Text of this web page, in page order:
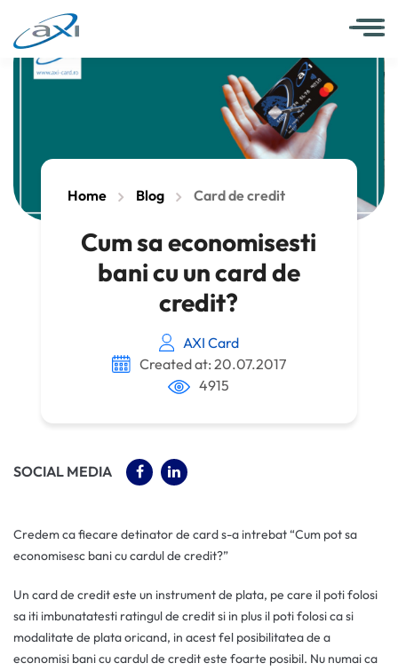
Home Blog Card de credit
Cum sa economisesti
bani cu un card de
credit?
AXI Card
Created at: 20.07.2017
4915
SOCIAL MEDIA (OPENS IN A NEW TAB)
(OPENS IN A NEW TAB)
Credem ca fiecare detinator de card s-a intrebat “Cum pot sa
economisesc bani cu cardul de credit?”
Un card de credit este un instrument de plata, pe care il poti folosi
sa iti imbunatatesti ratingul de credit si in plus il poti folosi ca si
modalitate de plata oricand, in acest fel posibilitatea de a
economisi bani cu cardul de credit este foarte posibil. Nu numai ca